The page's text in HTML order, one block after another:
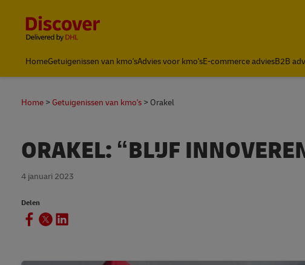
HomeGetuigenissen van kmo'sAdvies voor kmo'sE-commerce adviesB2B
Home Getuigenissen van kmo's Orakel
ORAKEL: “BLIJF
4 januari 2023
Delen